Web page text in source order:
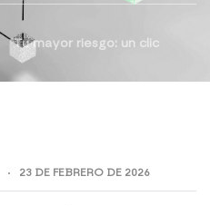
Tu mayor riesgo: un clic
23 DE FEBRERO DE 2026